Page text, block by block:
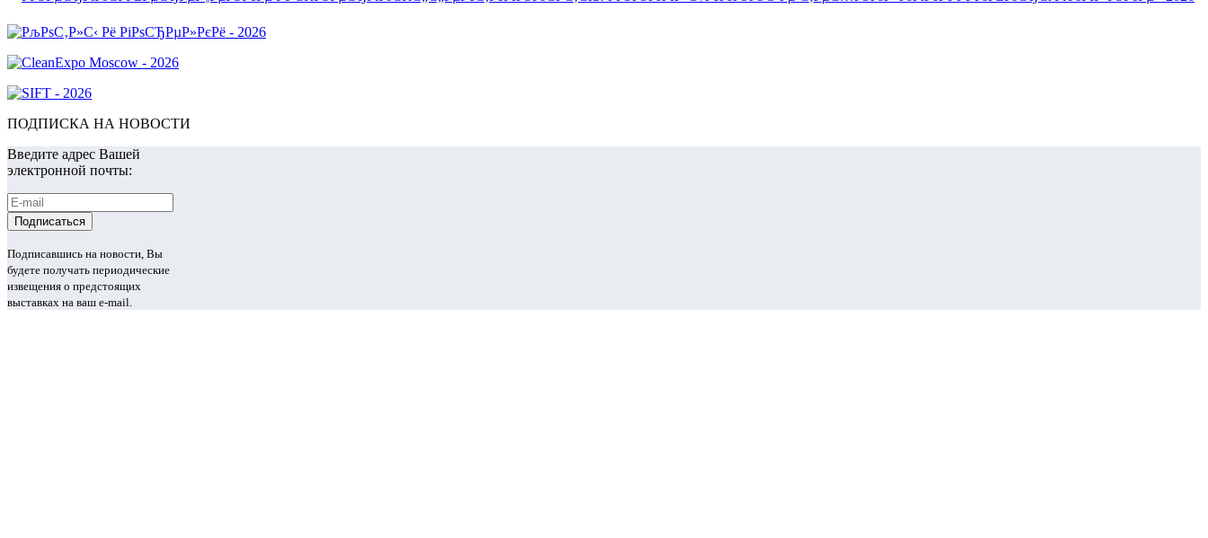
ПОДПИСКА НА НОВОСТИ
Введите адрес Вашей
электронной почты:
Подписавшись на новости, Вы
будете получать периодические
извещения о предстоящих
выставках на ваш e-mail.